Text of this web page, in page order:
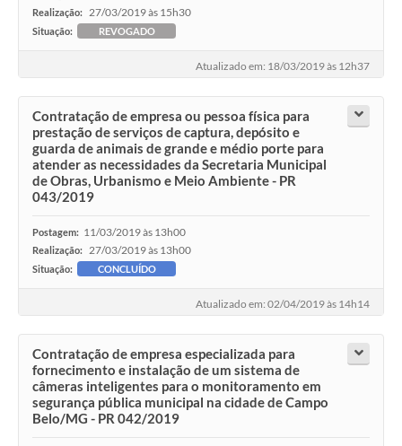
Realização: 27/03/2019 às 15h30
Situação: REVOGADO
Atualizado em: 18/03/2019 às 12h37
Contratação de empresa ou pessoa física para
prestação de serviços de captura, depósito e
guarda de animais de grande e médio porte para
atender as necessidades da Secretaria Municipal
de Obras, Urbanismo e Meio Ambiente - PR
043/2019
Postagem: 11/03/2019 às 13h00
Realização: 27/03/2019 às 13h00
Situação: CONCLUÍDO
Atualizado em: 02/04/2019 às 14h14
Contratação de empresa especializada para
fornecimento e instalação de um sistema de
câmeras inteligentes para o monitoramento em
segurança pública municipal na cidade de Campo
Belo/MG - PR 042/2019